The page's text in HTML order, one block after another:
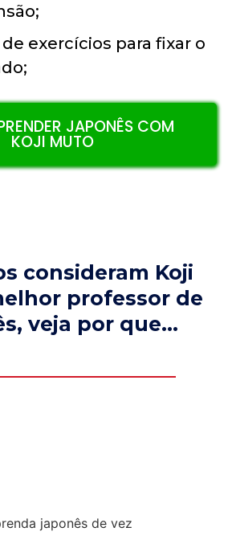
exercícios para fixar o
JAPONÊS COM
KOJI MUTO
consideram Koji
professor de
veja por que...